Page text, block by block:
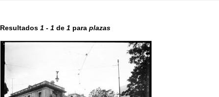
Resultados 1 - 1 de 1 para plazas